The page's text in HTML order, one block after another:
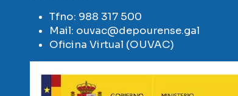
Tfno: 988 317 500
Mail: ouvac@depourense.gal
Oficina Virtual (OUVAC)